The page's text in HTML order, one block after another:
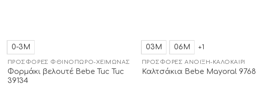
0-3Μ
ΠΡΟΣΦΟΡΈΣ ΦΘΙΝΌΠΩΡΟ-ΧΕΙΜΏΝΑΣ
Φορμάκι βελουτέ Βebe Tuc Tuc
39134
03Μ 06Μ +1
ΠΡΟΣΦΟΡΈΣ ΆΝΟΙΞΗ-ΚΑΛΟΚΑΊΡΙ
Καλτσάκια Bebe Mayoral 9768